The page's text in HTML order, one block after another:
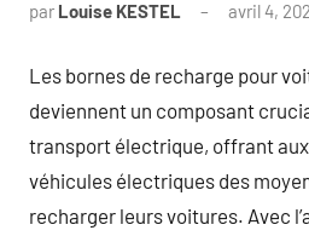
par Louise KESTEL avril 4,
Les bornes de recharge pour
deviennent un composant
transport électrique, offrant
véhicules électriques des
recharger leurs voitures. Avec